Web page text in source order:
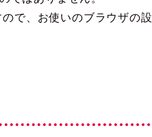
で、お使いのブラウザの設